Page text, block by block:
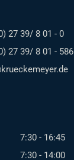
27 39/ 8 01 - 0
27 39/ 8 01 - 586
7:30 - 16:45
7:30 - 14:00